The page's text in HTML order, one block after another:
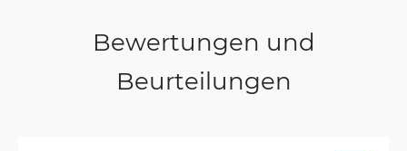
Bewertungen und
Beurteilungen